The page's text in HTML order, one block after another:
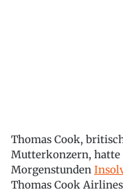
Thomas Cook,
Mutterkonzern,
Morgenstunden
Thomas Cook